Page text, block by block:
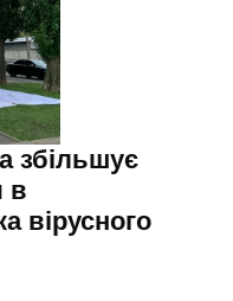
збільшує
в
вірусного